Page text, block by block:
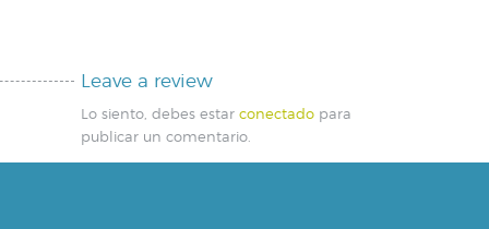
Leave a review
Lo siento, debes estar conectado para
publicar un comentario.